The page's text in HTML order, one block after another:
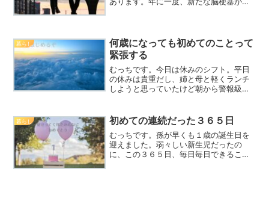
３０点満点中の検査で１...
暮らし
何歳になっても初めてのことって
緊張する
むっちです。今日は休みのシフト。平日
の休みは貴重だし、姉と母と軽くランチ
しようと思っていたけど朝から警報級の
とにした。今月は仕事が薄くて、定時ま
でも働ける日が少ないみた...
暮らし 初めての連続だった３６５日
むっちです。孫が早くも１歳の誕生日を
迎えました。弱々しい新生児だったの
に、この３６５日、毎日毎日できること